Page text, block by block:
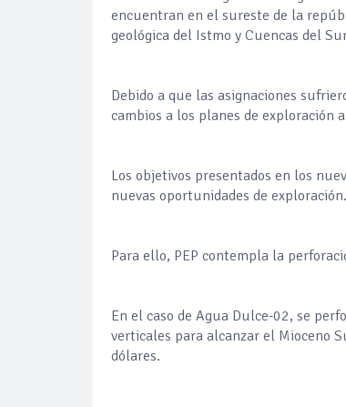
encuentran en el sureste de la
geológica del Istmo y Cuencas del
Debido a que las asignaciones
cambios a los planes de exploración
Los objetivos presentados en los
nuevas oportunidades de exploración.
Para ello, PEP contempla la
En el caso de Agua Dulce-02, se
verticales para alcanzar el Mioceno
dólares.